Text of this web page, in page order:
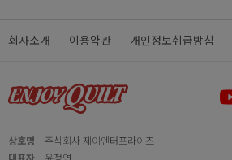
회사소개 이용약관 개인정보취급방침
상호명
주식회사 제이엔터프라이즈